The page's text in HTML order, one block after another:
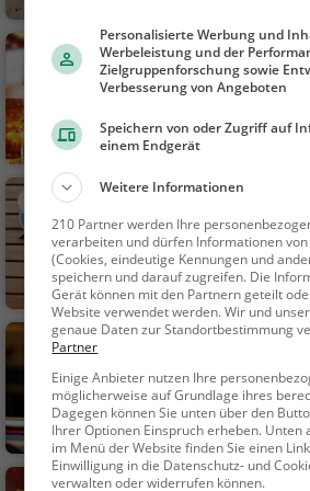
HOBO Bar
Bar in Aarau
Aarau, Schweiz
Honey
Café in Aarau
Aarau, Schweiz
Restaurant Waage
Restaurant in Aarau
Aarau, Schweiz
Personalisierte Werbung und
Werbeleistung und der
Zielgruppenforschung sowie
Verbesserung von Angeboten
Speichern von oder Zugriff auf
einem Endgerät
Weitere Informationen
210 Partner werden Ihre
verarbeiten und dürfen Informationen
(Cookies, eindeutige Kennungen und
speichern und darauf zugreifen. Die
Gerät können mit den Partnern geteilt
Website verwendet werden. Wir und
genaue Daten zur Standortbestimmung
Partner
Einige Anbieter nutzen Ihre
möglicherweise auf Grundlage ihres
Dagegen können Sie unten über den
Ihrer Optionen Einspruch erheben. Unten
im Menü der Website finden Sie einen
Einwilligung in die Datenschutz- und
verwalten oder widerrufen können.